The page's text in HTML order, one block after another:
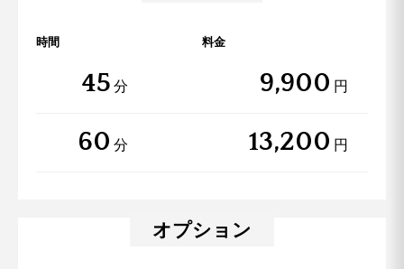
時間 料金
45 分 9,900 円
60 分 13,200 円
オプション